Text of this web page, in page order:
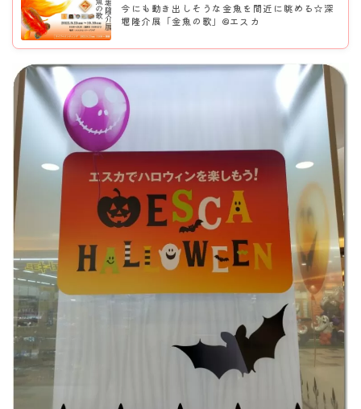
今にも動き出しそうな金魚を間近に眺める☆深
堀隆介展「金魚の歌」@エスカ